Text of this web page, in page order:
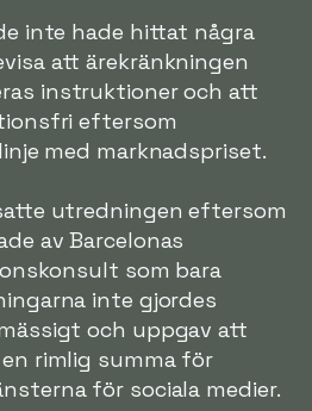
inte hade hittat några
att ärekränkningen
instruktioner och att
eftersom
med marknadspriset.
utredningen eftersom
av Barcelonas
som bara
inte gjordes
och uppgav att
rimlig summa för
för sociala medier.